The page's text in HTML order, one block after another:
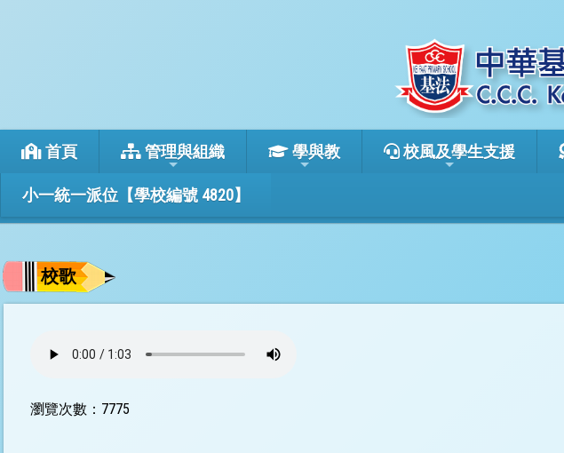
首頁 管理與組織 學與教 校風及學生支援
小一統一派位【學校編號 4820】
校歌
瀏覽次數：7775